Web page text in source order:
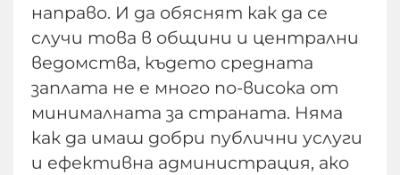
направо. И да обяснят как да се
случи това в общини и централни
ведомства, където средната
заплата не е много по-висока от
минималната за страната. Няма
как да имаш добри публични услуги
и ефективна администрация, ако